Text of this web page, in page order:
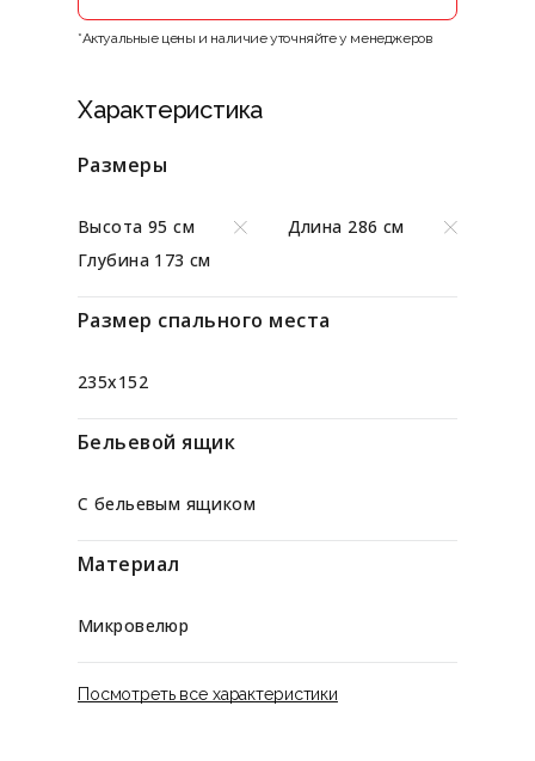
*Актуальные цены и наличие уточняйте у менеджеров
Характеристика
Размеры
Высота 95 см
Длина 286 см
Глубина 173 см
Размер спального места
235х152
Бельевой ящик
С бельевым ящиком
Материал
Микровелюр
Посмотреть все характеристики